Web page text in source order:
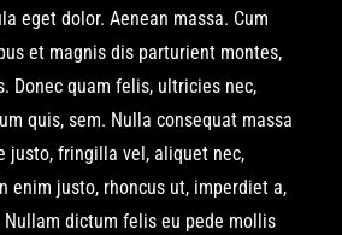
eget dolor. Aenean massa. Cum
et magnis dis parturient montes,
Donec quam felis, ultricies nec,
quis, sem. Nulla consequat massa
justo, fringilla vel, aliquet nec,
enim justo, rhoncus ut, imperdiet a,
dictum felis eu pede mollis